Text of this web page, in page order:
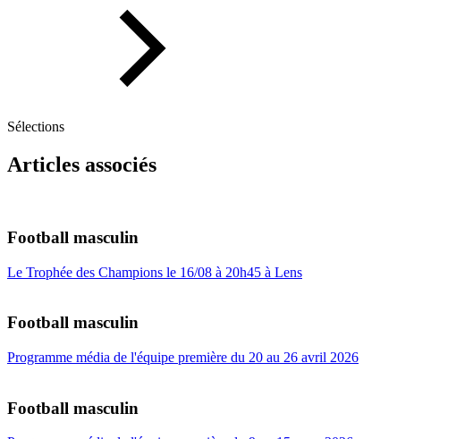
Sélections
Articles associés
Football masculin
Le Trophée des Champions le 16/08 à 20h45 à Lens
Football masculin
Programme média de l'équipe première du 20 au 26 avril 2026
Football masculin